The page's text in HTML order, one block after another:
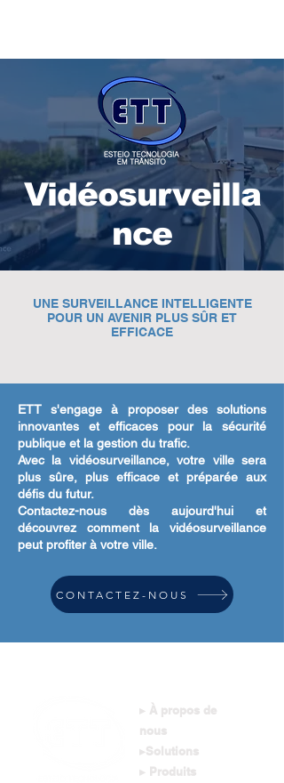
Vidéosurveilla
nce
UNE SURVEILLANCE INTELLIGENTE
POUR UN AVENIR PLUS SÛR ET
EFFICACE
ETT s'engage à proposer des solutions
innovantes et efficaces pour la sécurité
publique et la gestion du trafic.
Avec la vidéosurveillance, votre ville sera
plus sûre, plus efficace et préparée aux
défis du futur.
Contactez-nous dès aujourd'hui et
découvrez comment la vidéosurveillance
peut profiter à votre ville.
CONTACTEZ-NOUS
▸ À propos de
nous
▸Solutions
▸ Produits